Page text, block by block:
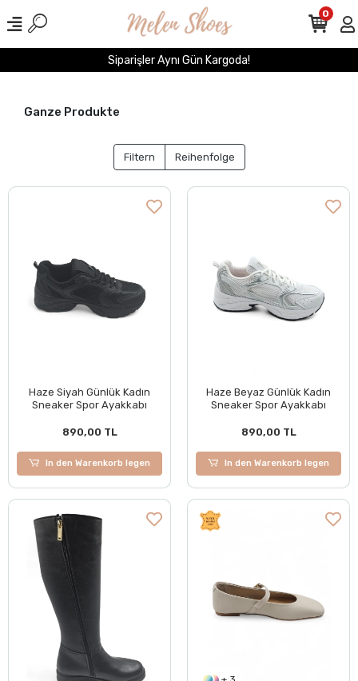
Siparişler Aynı Gün Kargoda!
0
Ganze Produkte
Filtern Reihenfolge
Haze Siyah Günlük Kadın
Sneaker Spor Ayakkabı
890,00 TL
In den Warenkorb legen
Haze Beyaz Günlük Kadın
Sneaker Spor Ayakkabı
890,00 TL
In den Warenkorb legen